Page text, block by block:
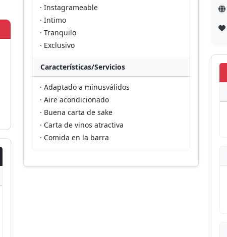
· Instagrameable
· Intimo
· Tranquilo
· Exclusivo
Características/Servicios
· Adaptado a minusválidos
· Aire acondicionado
· Buena carta de sake
· Carta de vinos atractiva
· Comida en la barra